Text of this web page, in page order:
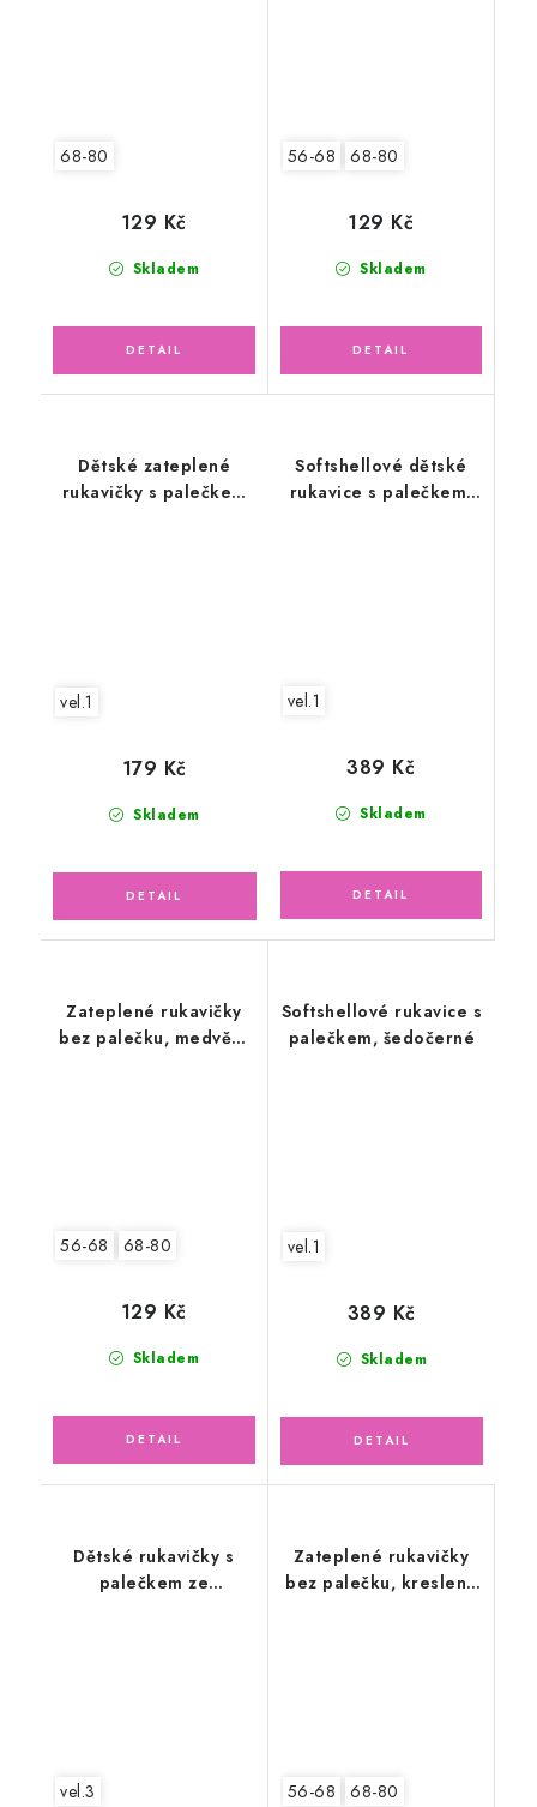
68-80
Skladem
129 Kč
56-68 68-80
Skladem
129 Kč
Dětské zateplené
rukavičky s palečkem
vel.1
Skladem
179 Kč
Softshellové dětské
rukavice s palečkem,
vel.1
Skladem
389 Kč
Zateplené rukavičky
bez palečku, medvědí
56-68 68-80
Skladem
129 Kč
Softshellové rukavice s
palečkem, šedočerné
vel.1
Skladem
389 Kč
Dětské rukavičky s
palečkem ze
vel.3
Zateplené rukavičky
bez palečku, kreslená
56-68 68-80